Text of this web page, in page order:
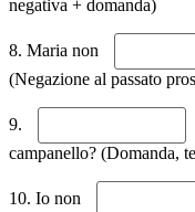
negativa + domanda)
8. Maria non
(Negazione al passato
9.
campanello? (Domanda,
10. Io non